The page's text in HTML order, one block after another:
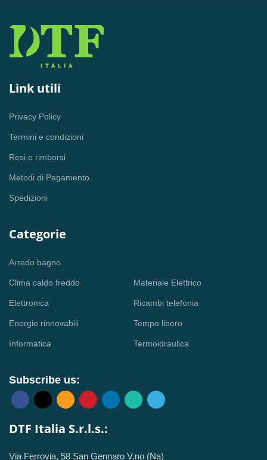
Link utili
Privacy Policy
Termini e condizioni
Resi e rimborsi
Metodi di Pagamento
Spedizioni
Categorie
Arredo bagno
Clima caldo freddo
Elettronica
Energie rinnovabili
Informatica
Materiale Elettrico
Ricambi telefonia
Tempo libero
Termoidraulica
Subscribe us:
DTF Italia S.r.l.s.:
Via Ferrovia, 58 San Gennaro V.no (Na)